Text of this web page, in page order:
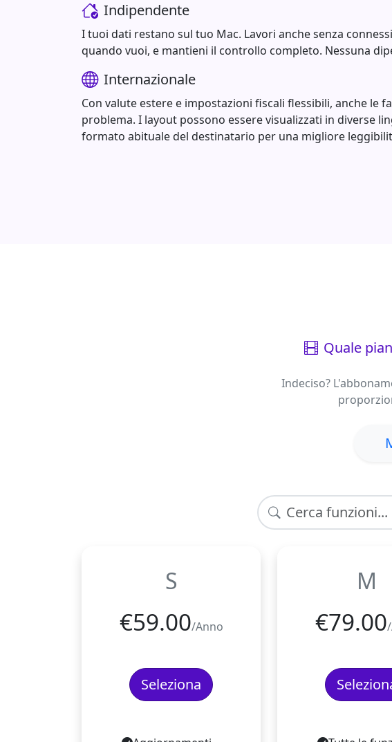
Indipendente
I tuoi dati restano sul tuo Mac. Lavori anche senza
quando vuoi, e mantieni il controllo completo. Nessuna
Internazionale
Con valute estere e impostazioni fiscali flessibili, anche le
problema. I layout possono essere visualizzati in diverse
formato abituale del destinatario per una migliore
Quale
Indeciso?
S
€59.00/Anno
Seleziona
M
€79.00